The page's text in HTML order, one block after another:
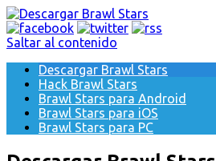
Saltar al contenido
Descargar Brawl Stars
Hack Brawl Stars
Brawl Stars para Android
Brawl Stars para iOS
Brawl Stars para PC